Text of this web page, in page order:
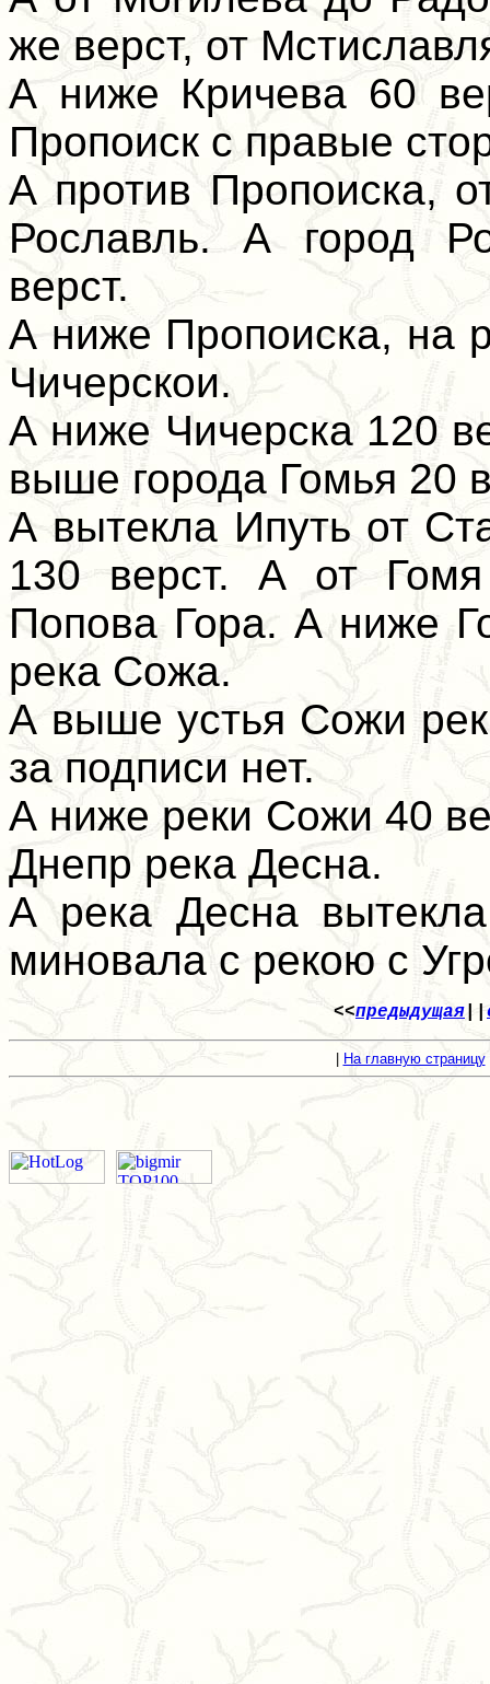
же верст, от
А ниже Кричева 60
Пропоиск с правые
А против Пропоиска,
Рославль. А город
верст.
А ниже Пропоиска, на
Чичерскои.
А ниже Чичерска 120
выше города Гомья 20
А вытекла Ипуть от
130 верст. А от
Попова Гора. А ниже
река Сожа.
А выше устья Сожи
за подписи нет.
А ниже реки Сожи 40
Днепр река Десна.
А река Десна
миновала с рекою с
<<предыдущая
На главную страницу